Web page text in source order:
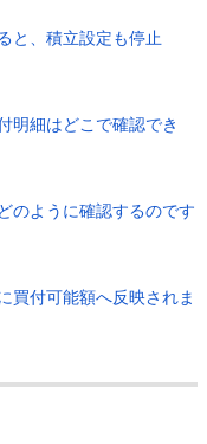
と、積立設定も停止
明細はどこで確認でき
のように確認するのです
買付可能額へ反映されま